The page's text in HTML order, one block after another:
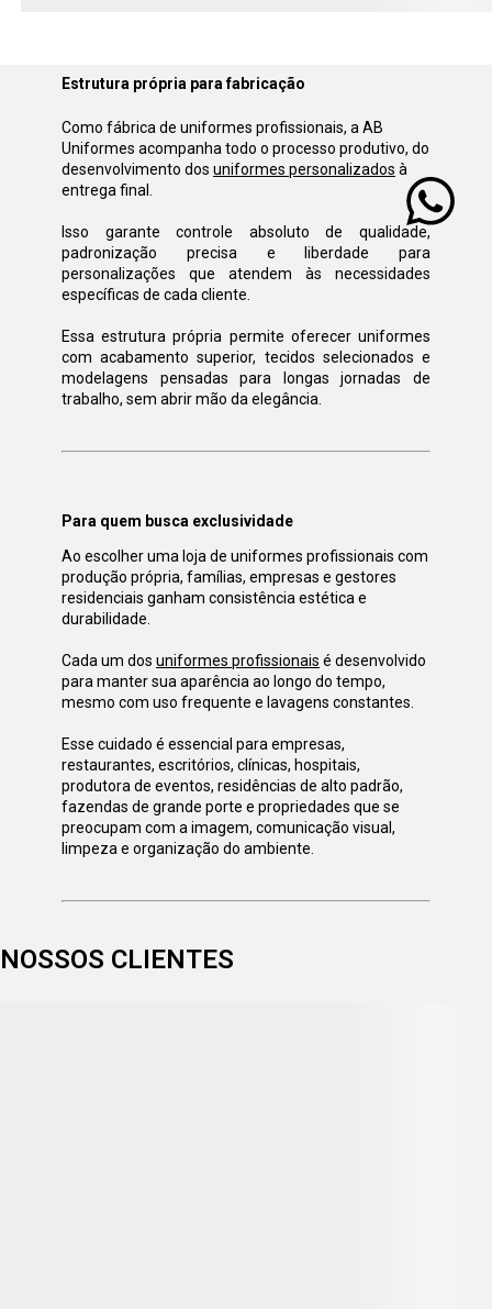
Estrutura própria para fabricação
Como fábrica de uniformes profissionais, a AB
Uniformes acompanha todo o processo produtivo, do
desenvolvimento dos uniformes personalizados à
entrega final.
Isso garante controle absoluto de qualidade,
padronização precisa e liberdade para
personalizações que atendem às necessidades
específicas de cada cliente.
Essa estrutura própria permite oferecer uniformes
com acabamento superior, tecidos selecionados e
modelagens pensadas para longas jornadas de
trabalho, sem abrir mão da elegância.
Para quem busca exclusividade
Ao escolher uma loja de uniformes profissionais com
produção própria, famílias, empresas e gestores
residenciais ganham consistência estética e
durabilidade.
Cada um dos uniformes profissionais é desenvolvido
para manter sua aparência ao longo do tempo,
mesmo com uso frequente e lavagens constantes.
Esse cuidado é essencial para empresas,
restaurantes, escritórios, clínicas, hospitais,
produtora de eventos, residências de alto padrão,
fazendas de grande porte e propriedades que se
preocupam com a imagem, comunicação visual,
limpeza e organização do ambiente.
NOSSOS CLIENTES